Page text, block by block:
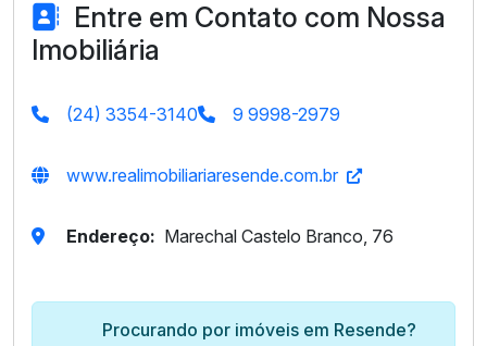
Entre em Contato com Nossa
Imobiliária
(24) 3354-3140 9 9998-2979
www.realimobiliariaresende.com.br
Endereço: Marechal Castelo Branco, 76
Procurando por imóveis em Resende?